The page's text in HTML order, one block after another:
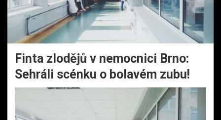
Finta zlodějů v nemocnici Brno:
Sehráli scénku o bolavém zubu!